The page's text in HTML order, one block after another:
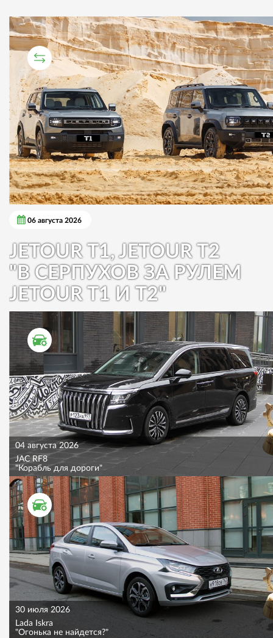
СРАВНИТЕЛЬНЫЙ ТЕСТ
06 августа 2026
JETOUR T1, JETOUR T2
"В СЕРПУХОВ ЗА РУЛЕМ
JETOUR T1 И T2"
ТЕСТ ДРАЙВ
04 августа 2026
JAC RF8
"Корабль для дороги"
ТЕСТ ДРАЙВ
30 июля 2026
Lada Iskra
"Огонька не найдется?"